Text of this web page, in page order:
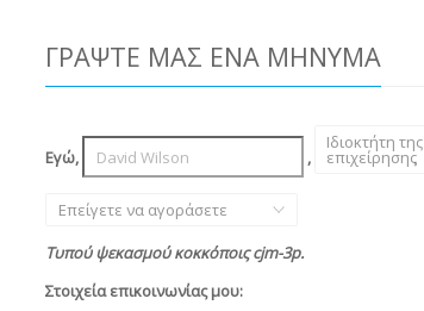
ΓΡΆΨΤΕ ΜΑΣ ΈΝΑ ΜΉΝΥΜΑ
Εγώ, ,
Ιδιοκτήτη της
επιχείρησης
,
Επείγετε να αγοράσετε
Τυπού ψεκασμού κοκκόποις cjm-3p.
Στοιχεία επικοινωνίας μου: